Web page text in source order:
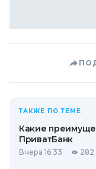
ТАКЖЕ ПО ТЕМЕ
Какие
ПриватБанк
Вчера 16:33 282